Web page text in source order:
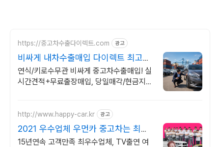
https://중고차수출다이렉트.com 광고
비싸게 내차수출매입 다이렉트 최고가
경쟁입찰, 고객후기인증
연식/키로수무관 비싸게 중고차수출매입! 실
시간견적+무료출장매입, 당일매각/현금지급
http://www.happy-car.kr 광고
2021 우수업체 우먼카 중고차는 최우
수모범업체에서!
15년연속 고객만족 최우수업체, TV출연 여